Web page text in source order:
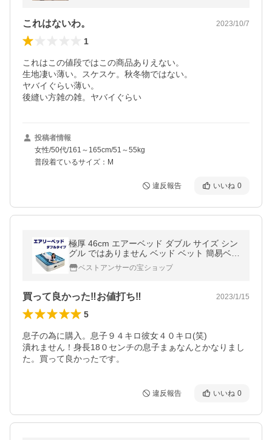
これはないわ。 2023/10/7
1
これはこの値段ではこの商品ありえない。
生地凄い薄い。スケスケ。秋冬物ではない。
ヤバイぐらい薄い。
後縫い方雑の雑。ヤバイぐらい
投稿者情報
女性/50代/161～165cm/51～55kg
普段着ているサイズ：M
違反報告 いいね 0
極厚 46cm エアーベッド ダブル サイズ シン
グル ではありません ベッド ベット 簡易ベッ
ド 電動 自動 空気 送料無料
ベストアンサーの宝ショップ
買って良かった‼️お値打ち‼️ 2023/1/15
5
息子の為に購入。息子９４キロ彼女４０キロ(笑)
潰れません！身長18０センチの息子まぁなんとかなりまし
た。買って良かったです。
違反報告 いいね 0